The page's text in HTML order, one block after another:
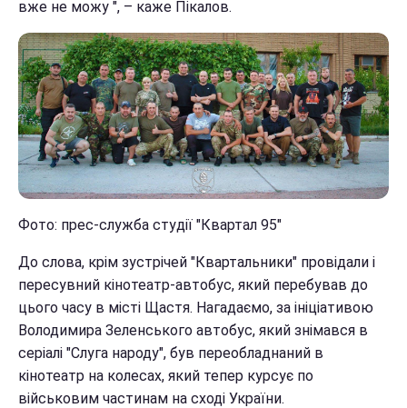
вже не можу ", – каже Пікалов.
Фото: прес-служба студії "Квартал 95"
До слова, крім зустрічей "Квартальники" провідали і
пересувний кінотеатр-автобус, який перебував до
цього часу в місті Щастя. Нагадаємо, за ініціативою
Володимира Зеленського автобус, який знімався в
серіалі "Слуга народу", був переобладнаний в
кінотеатр на колесах, який тепер курсує по
військовим частинам на сході України.